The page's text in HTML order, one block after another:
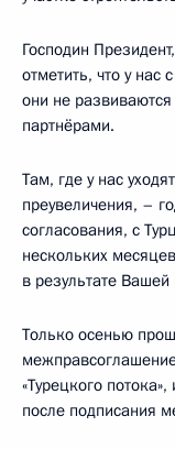
Господин
отметить, что у нас
они не
партнёрами.
Там, где у нас
преувеличения, –
согласования, с
нескольких
в результате
Только осенью
«Турецкого
после подписания